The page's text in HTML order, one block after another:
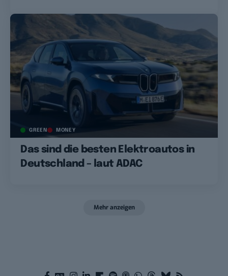
GREEN MONEY
Das sind die besten Elektroautos in
Deutschland – laut ADAC
Mehr anzeigen